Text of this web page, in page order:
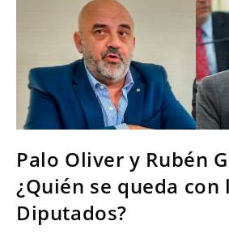
Palo Oliver y Rubén
¿Quién se queda con
Diputados?